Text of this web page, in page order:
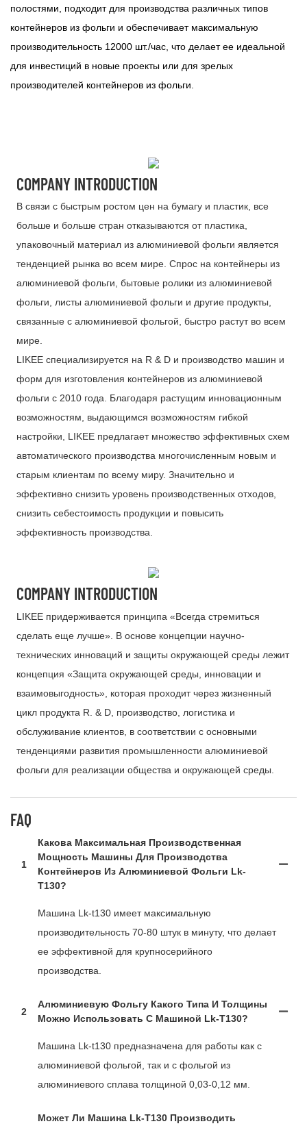
полостями, подходит для производства различных типов
контейнеров из фольги и обеспечивает максимальную
производительность 12000 шт./час, что делает ее идеальной
для инвестиций в новые проекты или для зрелых
производителей контейнеров из фольги.
COMPANY INTRODUCTION
В связи с быстрым ростом цен на бумагу и пластик, все
больше и больше стран отказываются от пластика,
упаковочный материал из алюминиевой фольги является
тенденцией рынка во всем мире. Спрос на контейнеры из
алюминиевой фольги, бытовые ролики из алюминиевой
фольги, листы алюминиевой фольги и другие продукты,
связанные с алюминиевой фольгой, быстро растут во всем
мире.
LIKEE специализируется на R & D и производство машин и
форм для изготовления контейнеров из алюминиевой
фольги с 2010 года. Благодаря растущим инновационным
возможностям, выдающимся возможностям гибкой
настройки, LIKEE предлагает множество эффективных схем
автоматического производства многочисленным новым и
старым клиентам по всему миру. Значительно и
эффективно снизить уровень производственных отходов,
снизить себестоимость продукции и повысить
эффективность производства.
COMPANY INTRODUCTION
LIKEE придерживается принципа «Всегда стремиться
сделать еще лучше». В основе концепции научно-
технических инноваций и защиты окружающей среды лежит
концепция «Защита окружающей среды, инновации и
взаимовыгодность», которая проходит через жизненный
цикл продукта R. & D, производство, логистика и
обслуживание клиентов, в соответствии с основными
тенденциями развития промышленности алюминиевой
фольги для реализации общества и окружающей среды.
FAQ
1
Какова Максимальная Производственная
Мощность Машины Для Производства
Контейнеров Из Алюминиевой Фольги Lk-
T130?
Машина Lk-t130 имеет максимальную
производительность 70-80 штук в минуту, что делает
ее эффективной для крупносерийного
производства.
2
Алюминиевую Фольгу Какого Типа И Толщины
Можно Использовать С Машиной Lk-T130?
Машина Lk-t130 предназначена для работы как с
алюминиевой фольгой, так и с фольгой из
алюминиевого сплава толщиной 0,03-0,12 мм.
Может Ли Машина Lk-T130 Производить